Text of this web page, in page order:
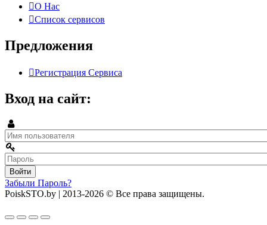
О Нас
Список сервисов
Предложения
Регистрация Сервиса
Вход на сайт:
Забыли Пароль?
PoiskSTO.by | 2013-2026 © Все права защищены.